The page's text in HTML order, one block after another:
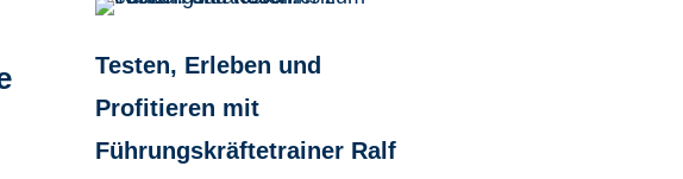
Testen, Erleben und
Profitieren mit
Führungskräftetrainer Ralf